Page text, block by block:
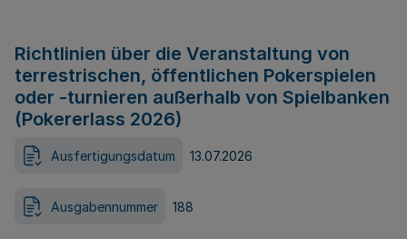
Richtlinien über die Veranstaltung von
terrestrischen, öffentlichen Pokerspielen
oder -turnieren außerhalb von Spielbanken
(Pokererlass 2026)
Ausfertigungsdatum 13.07.2026
Ausgabennummer 188